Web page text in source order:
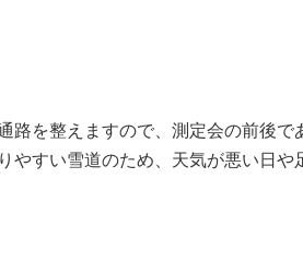
路を整えますので、測定会の前後で
やすい雪道のため、天気が悪い日